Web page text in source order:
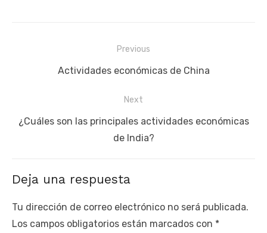
Previous
Previous
Actividades económicas de China
Next
Next
¿Cuáles son las principales actividades económicas
de India?
Deja una respuesta
Tu dirección de correo electrónico no será publicada.
Los campos obligatorios están marcados con *